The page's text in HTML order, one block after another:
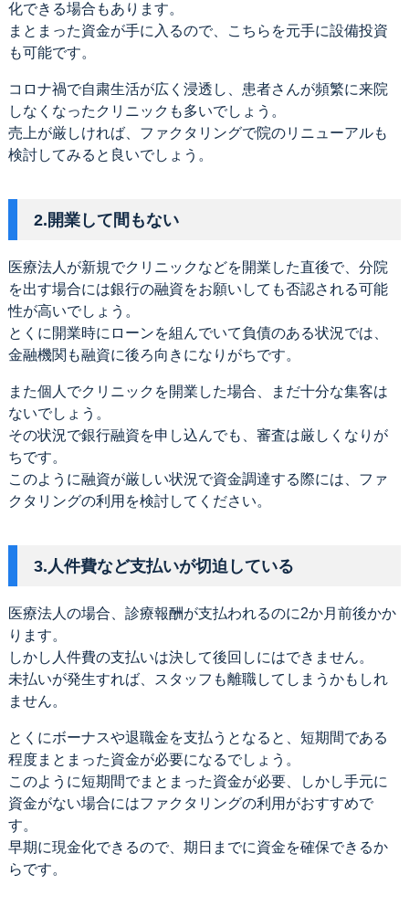
化できる場合もあります。
まとまった資金が手に入るので、こちらを元手に設備投資
も可能です。
コロナ禍で自粛生活が広く浸透し、患者さんが頻繁に来院
しなくなったクリニックも多いでしょう。
売上が厳しければ、ファクタリングで院のリニューアルも
検討してみると良いでしょう。
2.開業して間もない
医療法人が新規でクリニックなどを開業した直後で、分院
を出す場合には銀行の融資をお願いしても否認される可能
性が高いでしょう。
とくに開業時にローンを組んでいて負債のある状況では、
金融機関も融資に後ろ向きになりがちです。
また個人でクリニックを開業した場合、まだ十分な集客は
ないでしょう。
その状況で銀行融資を申し込んでも、審査は厳しくなりが
ちです。
このように融資が厳しい状況で資金調達する際には、ファ
クタリングの利用を検討してください。
3.人件費など支払いが切迫している
医療法人の場合、診療報酬が支払われるのに2か月前後かか
ります。
しかし人件費の支払いは決して後回しにはできません。
未払いが発生すれば、スタッフも離職してしまうかもしれ
ません。
とくにボーナスや退職金を支払うとなると、短期間である
程度まとまった資金が必要になるでしょう。
このように短期間でまとまった資金が必要、しかし手元に
資金がない場合にはファクタリングの利用がおすすめで
す。
早期に現金化できるので、期日までに資金を確保できるか
らです。